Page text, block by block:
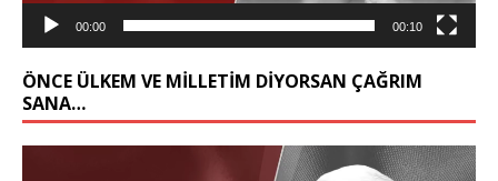
00:00 00:10
ÖNCE ÜLKEM VE MILLETIM DIYORSAN ÇAĞRIM
SANA…